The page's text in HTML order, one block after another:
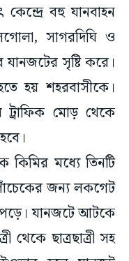
বহু যানবাহন
সাগরদিঘি ও
সৃষ্টি করে।
হয় শহরবাসীকে।
ট্রাফিক মোড় থেকে
মধ্যে তিনটি
জন্য লকগেট
যানজটে আটকে
থেকে ছাত্রছাত্রী সহ